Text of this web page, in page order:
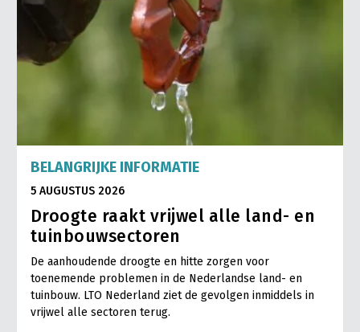
BELANGRIJKE INFORMATIE
5 AUGUSTUS 2026
Droogte raakt vrijwel alle land- en
tuinbouwsectoren
De aanhoudende droogte en hitte zorgen voor
toenemende problemen in de Nederlandse land- en
tuinbouw. LTO Nederland ziet de gevolgen inmiddels in
vrijwel alle sectoren terug.